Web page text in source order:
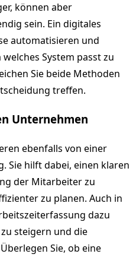
können aber
sein. Ein digitales
automatisieren und
System passt zu
Sie beide Methoden
treffen.
Unternehmen
ebenfalls von einer
Sie hilft dabei, einen klaren
der Mitarbeiter zu
zu planen. Auch in
dazu
steigern und die
Sie, ob eine